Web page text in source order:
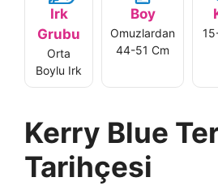
Irk
Grubu
Orta
Boylu Irk
Boy
Omuzlardan
44-51 Cm
Kerry Blue
Tarihçesi